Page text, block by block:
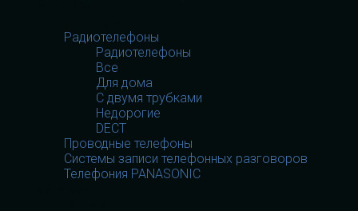
Радиотелефоны
Радиотелефоны
Все
Для дома
С двумя трубками
Недорогие
DECT
Проводные телефоны
Системы записи телефонных разговоров
Телефония PANASONIC